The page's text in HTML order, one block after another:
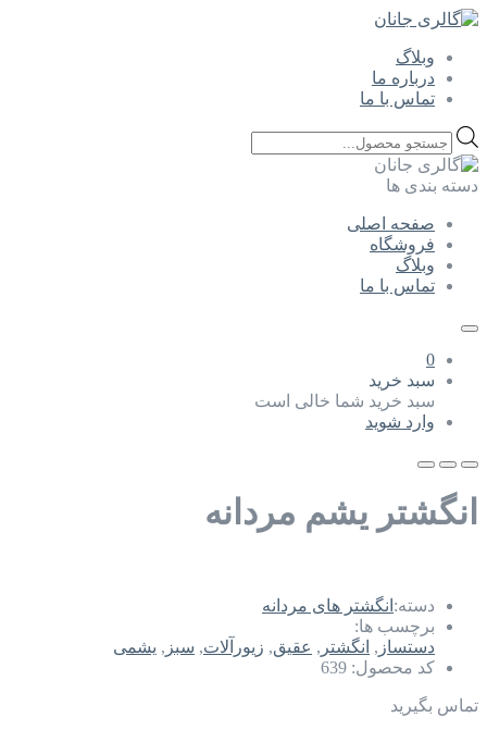
وبلاگ
درباره ما
تماس با ما
Products
search
دسته بندی ها
صفحه اصلی
فروشگاه
وبلاگ
تماس با ما
0
سبد خرید
سبد خرید شما خالی است
وارد شوید
انگشتر یشم مردانه
دسته: انگشتر های مردانه
برچسب ها:
دستساز , انگشتر , عقیق, زیورآلات, سبز , یشمی
کد محصول: 639
تماس بگیرید